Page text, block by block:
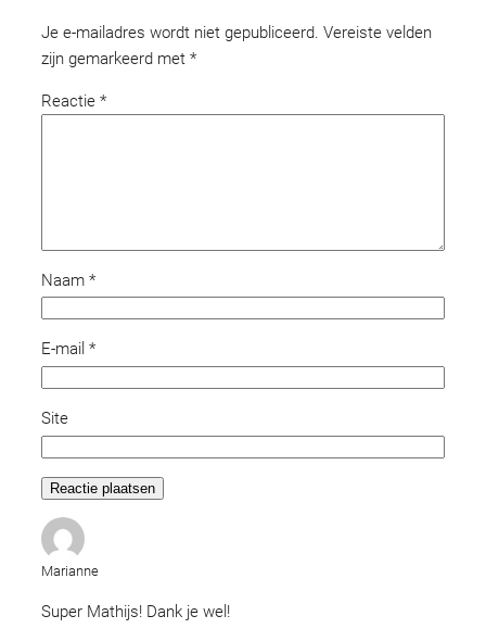
Je e-mailadres wordt niet gepubliceerd. Vereiste velden
zijn gemarkeerd met *
Reactie *
Naam *
E-mail *
Site
Marianne
Super Mathijs! Dank je wel!